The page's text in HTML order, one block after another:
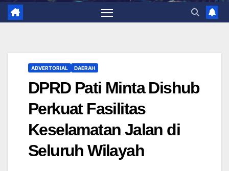
ADVERTORIAL DAERAH
DPRD Pati Minta Dishub
Perkuat Fasilitas
Keselamatan Jalan di
Seluruh Wilayah